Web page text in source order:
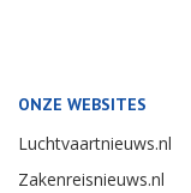
ONZE WEBSITES
Luchtvaartnieuws.nl
Zakenreisnieuws.nl